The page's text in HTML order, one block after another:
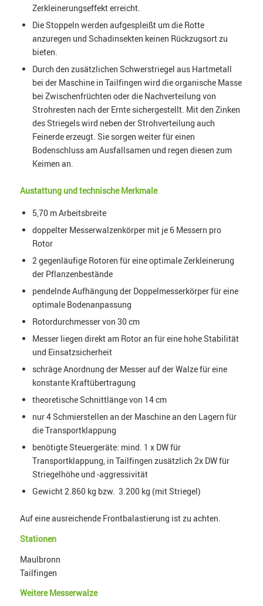
Zerkleinerungseffekt erreicht.
Die Stoppeln werden aufgespleißt um die Rotte
anzuregen und Schadinsekten keinen Rückzugsort zu
bieten.
Durch den zusätzlichen Schwerstriegel aus Hartmetall
bei der Maschine in Tailfingen wird die organische Masse
bei Zwischenfrüchten oder die Nachverteilung von
Strohresten nach der Ernte sichergestellt. Mit den Zinken
des Striegels wird neben der Strohverteilung auch
Feinerde erzeugt. Sie sorgen weiter für einen
Bodenschluss am Ausfallsamen und regen diesen zum
Keimen an.
Austattung und technische Merkmale
5,70 m Arbeitsbreite
doppelter Messerwalzenkörper mit je 6 Messern pro
Rotor
2 gegenläufige Rotoren für eine optimale Zerkleinerung
der Pflanzenbestände
pendelnde Aufhängung der Doppelmesserkörper für eine
optimale Bodenanpassung
Rotordurchmesser von 30 cm
Messer liegen direkt am Rotor an für eine hohe Stabilität
und Einsatzsicherheit
schräge Anordnung der Messer auf der Walze für eine
konstante Kraftübertragung
theoretische Schnittlänge von 14 cm
nur 4 Schmierstellen an der Maschine an den Lagern für
die Transportklappung
benötigte Steuergeräte: mind. 1 x DW für
Transportklappung, in Tailfingen zusätzlich 2x DW für
Striegelhöhe und -aggressivität
Gewicht 2.860 kg bzw. 3.200 kg (mit Striegel)
Auf eine ausreichende Frontbalastierung ist zu achten.
Stationen
Maulbronn
Tailfingen
Weitere Messerwalze